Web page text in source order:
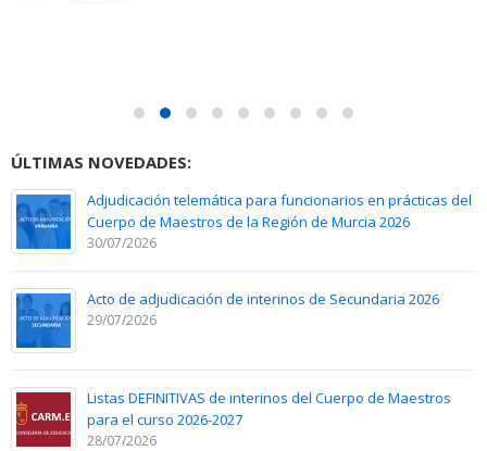
ÚLTIMAS NOVEDADES:
Adjudicación telemática para funcionarios en prácticas del
Cuerpo de Maestros de la Región de Murcia 2026
30/07/2026
Acto de adjudicación de interinos de Secundaria 2026
29/07/2026
Listas DEFINITIVAS de interinos del Cuerpo de Maestros
para el curso 2026-2027
28/07/2026